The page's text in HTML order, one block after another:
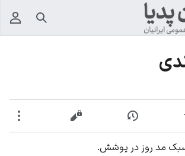
جستجو
نمایش تاریخچهنمایش مبدأ
مد روز در پوشش.